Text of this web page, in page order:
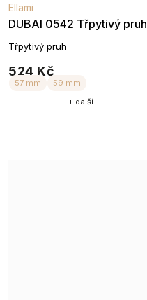
52 mm
59 mm
DUBAI 0542 Třpytivý pruh
Ellami
524 Kč
Třpytivý pruh
+ další